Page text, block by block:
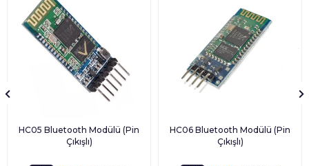
HC05 Bluetooth Modülü (Pin
Çıkışlı)
HC06 Bluetooth Modülü (Pin
Çıkışlı)